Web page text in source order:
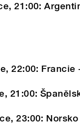
21:00:
22:00: Francie
21:00:
23:00: